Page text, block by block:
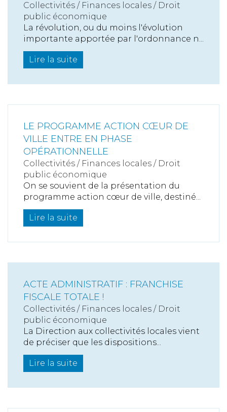
Collectivités / Finances locales / Droit
public économique
La révolution, ou du moins l'évolution
importante apportée par l'ordonnance n...
Lire la suite
LE PROGRAMME ACTION CŒUR DE
VILLE ENTRE EN PHASE
OPÉRATIONNELLE
Collectivités / Finances locales / Droit
public économique
On se souvient de la présentation du
programme action cœur de ville, destiné...
Lire la suite
ACTE ADMINISTRATIF : FRANCHISE
FISCALE TOTALE !
Collectivités / Finances locales / Droit
public économique
La Direction aux collectivités locales vient
de préciser que les dispositions...
Lire la suite